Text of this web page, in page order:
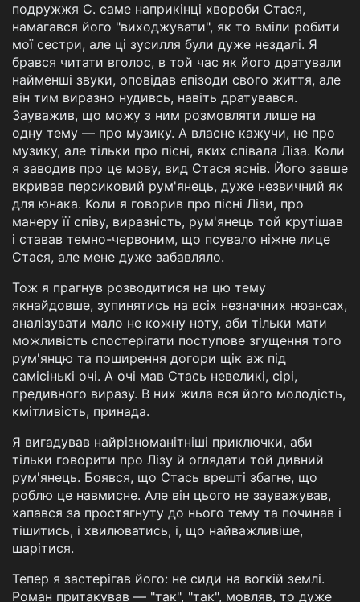
подружжя С. саме наприкінці хвороби Стася,
намагався його "виходжувати", як то вміли робити
мої сестри, але ці зусилля були дуже нездалі. Я
брався читати вголос, в той час як його дратували
найменші звуки, оповідав епізоди свого життя, але
він тим виразно нудивсь, навіть дратувався.
Зауважив, що можу з ним розмовляти лише на
одну тему — про музику. А власне кажучи, не про
музику, але тільки про пісні, яких співала Ліза. Коли
я заводив про це мову, вид Стася яснів. Його завше
вкривав персиковий рум'янець, дуже незвичний як
для юнака. Коли я говорив про пісні Лізи, про
манеру її співу, виразність, рум'янець той крутішав
і ставав темно-червоним, що псувало ніжне лице
Стася, але мене дуже забавляло.
Тож я прагнув розводитися на цю тему
якнайдовше, зупинятись на всіх незначних нюансах,
аналізувати мало не кожну ноту, аби тільки мати
можливість спостерігати поступове згущення того
рум'янцю та поширення догори щік аж під
самісінькі очі. А очі мав Стась невеликі, сірі,
предивного виразу. В них жила вся його молодість,
кмітливість, принада.
Я вигадував найрізноманітніші приключки, аби
тільки говорити про Лізу й оглядати той дивний
рум'янець. Боявся, що Стась врешті збагне, що
роблю це навмисне. Але він цього не зауважував,
хапався за простягнуту до нього тему та починав і
тішитись, і хвилюватись, і, що найважливіше,
шарітися.
Тепер я застерігав його: не сиди на вогкій землі.
Роман притакував — "так", "так", мовляв, то дуже